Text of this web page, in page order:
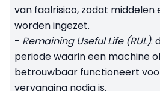
van faalrisico, zodat
worden ingezet.
- Remaining Useful Life (RUL):
periode waarin een machine
betrouwbaar functioneert
vervanging nodig is.